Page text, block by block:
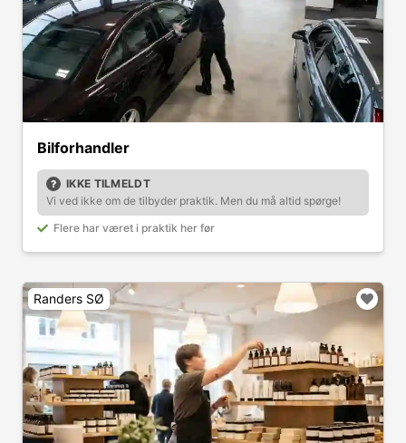
Bilforhandler
IKKE TILMELDT
Vi ved ikke om de tilbyder praktik. Men du må altid spørge!
Flere har været i praktik her før
Randers SØ